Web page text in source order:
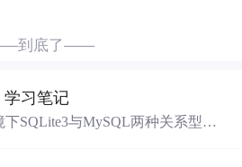
到底了——
学习笔记
SQLite3与MySQL两种关系型数